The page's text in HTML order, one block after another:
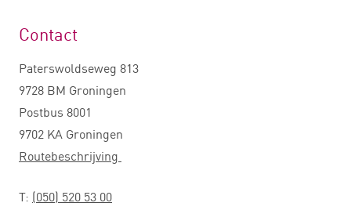
Contact
Paterswoldseweg 813
9728 BM Groningen
Postbus 8001
9702 KA Groningen
Routebeschrijving
T: (050) 520 53 00